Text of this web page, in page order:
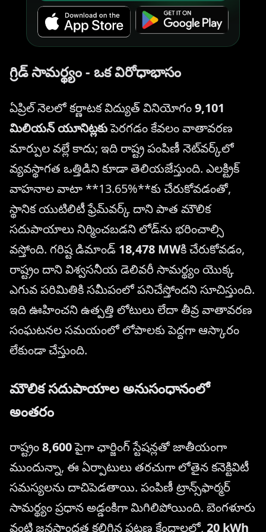
గ్రిడ్ సామర్థ్యం - ఒక విరోధాభాసం
ఏప్రిల్ నెలలో కర్ణాటక విద్యుత్ వినియోగం9,101
మిలియన్ యూనిట్లకుపెరగడం కేవలం వాతావరణ
మార్పుల వల్లే కాదు; ఇది రాష్ట్ర పంపిణీ నెట్‌వర్క్‌లో
వ్యవస్థాగత ఒత్తిడిని కూడా తెలియజేస్తుంది. ఎలక్ట్రిక్
వాహనాల వాటా **13.65%**కు చేరుకోవడంతో,
స్థానిక యుటిలిటీ ఫ్రేమ్‌వర్క్ దాని పాత మౌలిక
సదుపాయాలు నిర్మించబడని లోడ్‌ను భరించాల్సి
వస్తోంది. గరిష్ట డిమాండ్ 18,478 MWకి చేరుకోవడం,
రాష్ట్రం దాని విశ్వసనీయ డెలివరీ సామర్థ్యం యొక్క
ఎగువ పరిమితికి సమీపంలో పనిచేస్తోందని సూచిస్తుంది.
ఇది ఊహించని ఉత్పత్తి లోటులు లేదా తీవ్ర వాతావరణ
సంఘటనల సమయంలో లోపాలకు పెద్దగా ఆస్కారం
లేకుండా చేస్తుంది.
మౌలిక సదుపాయాల అనుసంధానంలో
అంతరం
రాష్ట్రం8,600పైగా ఛార్జింగ్ స్టేషన్లతో జాతీయంగా
ముందున్నా, ఈ ఏర్పాటులు తరచుగా లోతైన కనెక్టివిటీ
సమస్యలను దాచిపెడతాయి. పంపిణీ ట్రాన్స్‌ఫార్మర్
సామర్థ్యం ప్రధాన అడ్డంకిగా మిగిలిపోయింది. బెంగళూరు
వంటి జనసాంద్రత కలిగిన పట్టణ కేంద్రాలలో, 20 kWh